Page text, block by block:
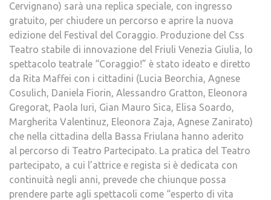
Cervignano) sarà una replica speciale, con ingresso
gratuito, per chiudere un percorso e aprire la nuova
edizione del Festival del Coraggio. Produzione del Css
Teatro stabile di innovazione del Friuli Venezia Giulia, lo
spettacolo teatrale “Coraggio!” è stato ideato e diretto
da Rita Maffei con i cittadini (Lucia Beorchia, Agnese
Cosulich, Daniela Fiorin, Alessandro Gratton, Eleonora
Gregorat, Paola Iuri, Gian Mauro Sica, Elisa Soardo,
Margherita Valentinuz, Eleonora Zaja, Agnese Zanirato)
che nella cittadina della Bassa Friulana hanno aderito
al percorso di Teatro Partecipato. La pratica del Teatro
partecipato, a cui l’attrice e regista si è dedicata con
continuità negli anni, prevede che chiunque possa
prendere parte agli spettacoli come “esperto di vita